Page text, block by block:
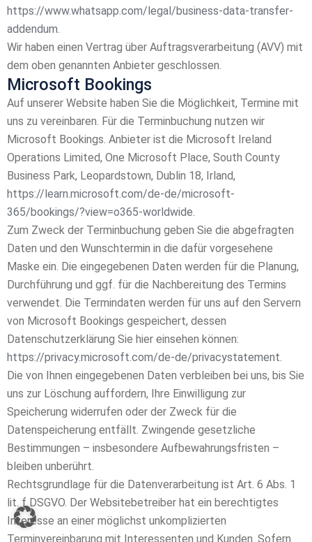
https://www.whatsapp.com/legal/business-data-transfer-
addendum
Wir haben einen Vertrag über Auftragsverarbeitung (AVV) mit
dem oben genannten Anbieter geschlossen.
Microsoft Bookings
Auf unserer Website haben Sie die Möglichkeit, Termine mit
uns zu vereinbaren. Für die Terminbuchung nutzen wir
Microsoft Bookings. Anbieter ist die Microsoft Ireland
Operations Limited, One Microsoft Place, South County
Business Park, Leopardstown, Dublin 18, Irland,
https://learn.microsoft.com/de-de/microsoft-
365/bookings/?view=o365-worldwide
Zum Zweck der Terminbuchung geben Sie die abgefragten
Daten und den Wunschtermin in die dafür vorgesehene
Maske ein. Die eingegebenen Daten werden für die Planung,
Durchführung und ggf. für die Nachbereitung des Termins
verwendet. Die Termindaten werden für uns auf den Servern
von Microsoft Bookings gespeichert, dessen
Datenschutzerklärung Sie hier einsehen können:
https://privacy.microsoft.com/de-de/privacystatement
Die von Ihnen eingegebenen Daten verbleiben bei uns, bis Sie
uns zur Löschung auffordern, Ihre Einwilligung zur
Speicherung widerrufen oder der Zweck für die
Datenspeicherung entfällt. Zwingende gesetzliche
Bestimmungen – insbesondere Aufbewahrungsfristen –
bleiben unberührt.
Rechtsgrundlage für die Datenverarbeitung ist Art. 6 Abs. 1
lit. f DSGVO. Der Websitebetreiber hat ein berechtigtes
Interesse an einer möglichst unkomplizierten
Terminvereinbarung mit Interessenten und Kunden. Sofern